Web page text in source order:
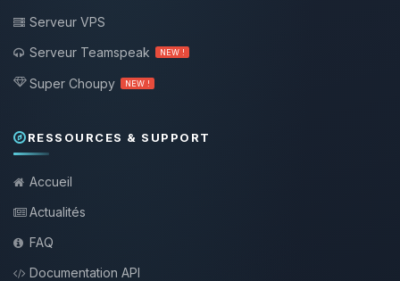
Serveur VPS
Serveur Teamspeak
NEW !
Super Choupy NEW !
RESSOURCES & SUPPORT
Accueil
Actualités
FAQ
Documentation API